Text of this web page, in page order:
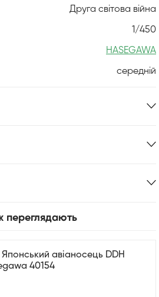
Друга світова війна
1/450
HASEGAWA
середній
переглядають
авіаносець DDH
40154